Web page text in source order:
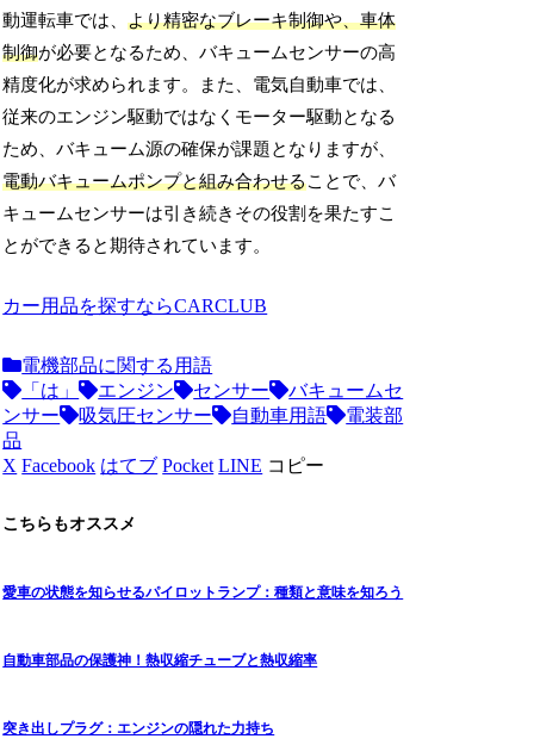
動運転車では、より精密なブレーキ制御や、車体
制御が必要となるため、バキュームセンサーの高
精度化が求められます。また、電気自動車では、
従来のエンジン駆動ではなくモーター駆動となる
ため、バキューム源の確保が課題となりますが、
電動バキュームポンプと組み合わせることで、バ
キュームセンサーは引き続きその役割を果たすこ
とができると期待されています。
カー用品を探すならCARCLUB
電機部品に関する用語
「は」
エンジン センサー
バキュームセ
ンサー
吸気圧センサー 自動車用語
電装部
品
X Facebook はてブ Pocket LINE コピー
こちらもオススメ
愛車の状態を知らせるパイロットランプ：種類と意味を知ろう
自動車部品の保護神！熱収縮チューブと熱収縮率
突き出しプラグ：エンジンの隠れた力持ち